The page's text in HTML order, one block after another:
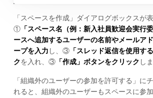
「スペースを作成」ダイアログボックスが
①「スペース名（例：新入社員歓迎会実行委
ースへ追加するユーザーの名前やメールア
ープを入力 し、③「スレッド返信を使用す
クを入れ、③「作成」ボタンをクリック し
「組織外のユーザーの参加を許可する」に
れると、組織外のユーザーもスペースに参